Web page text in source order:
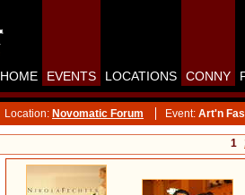
HOME EVENTS LOCATIONS CONNY
Location: Novomatic Forum Event: Art'n
1